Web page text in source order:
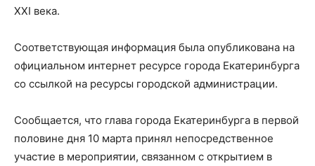
XXI века.
Соответствующая информация была опубликована на
официальном интернет ресурсе города Екатеринбурга
со ссылкой на ресурсы городской администрации.
Сообщается, что глава города Екатеринбурга в первой
половине дня 10 марта принял непосредственное
участие в мероприятии, связанном с открытием в